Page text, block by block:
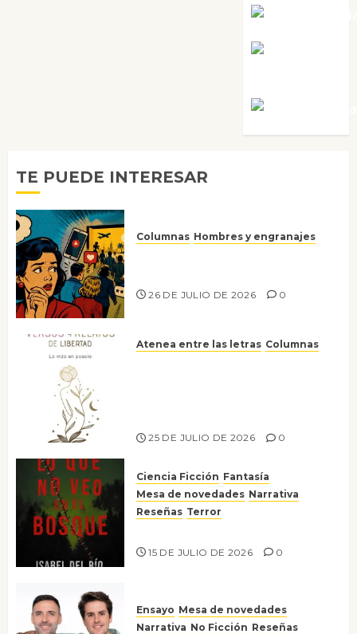
TE PUEDE INTERESAR
Columnas Hombres y engranajes
26 DE JULIO DE 2026 0
Atenea entre las letras Columnas
25 DE JULIO DE 2026 0
Ciencia Ficción Fantasía
Mesa de novedades Narrativa
Reseñas Terror
15 DE JULIO DE 2026 0
Ensayo Mesa de novedades
Narrativa No Ficción Reseñas